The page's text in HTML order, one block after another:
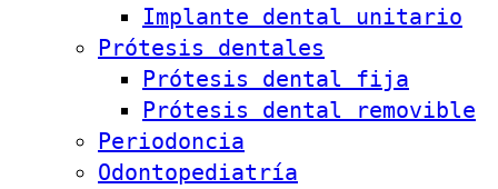
Implante dental unitario
Prótesis dentales
Prótesis dental fija
Prótesis dental removible
Periodoncia
Odontopediatría